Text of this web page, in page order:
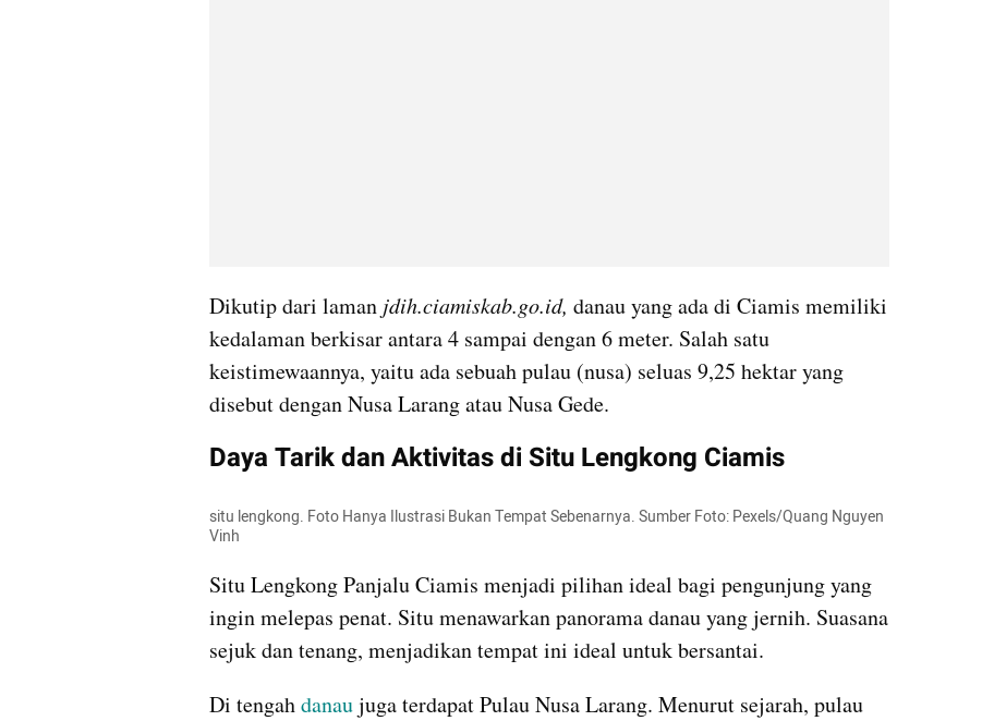
Dikutip dari laman jdih.ciamiskab.go.id, danau yang ada di Ciamis memiliki
kedalaman berkisar antara 4 sampai dengan 6 meter. Salah satu
keistimewaannya, yaitu ada sebuah pulau (nusa) seluas 9,25 hektar yang
disebut dengan Nusa Larang atau Nusa Gede.
Daya Tarik dan Aktivitas di Situ Lengkong Ciamis
situ lengkong. Foto Hanya Ilustrasi Bukan Tempat Sebenarnya. Sumber Foto: Pexels/Quang Nguyen
Vinh
Situ Lengkong Panjalu Ciamis menjadi pilihan ideal bagi pengunjung yang
ingin melepas penat. Situ menawarkan panorama danau yang jernih. Suasana
sejuk dan tenang, menjadikan tempat ini ideal untuk bersantai.
Di tengah danau juga terdapat Pulau Nusa Larang. Menurut sejarah, pulau